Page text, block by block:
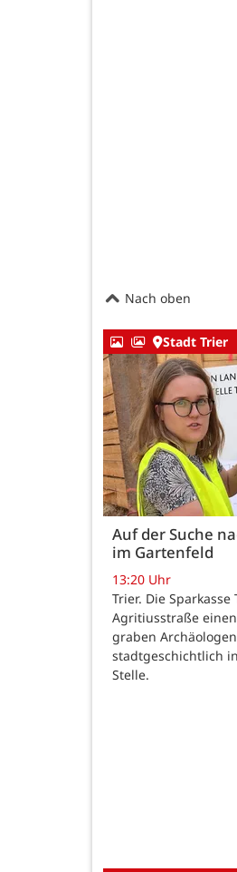
Nach oben
Stadt Trier
Auf der Suche
im Gartenfeld
13:20 Uhr
Trier. Die
Agritiusstraße
graben
stadtgeschichtlich
Stelle.